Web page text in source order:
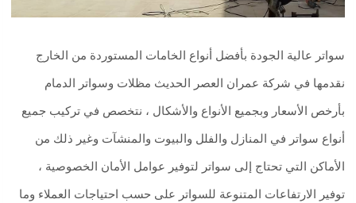
سواتر عالية الجودة بأفضل أنواع الخامات المستوردة من الخارج
نقدمها في شركة عمران العصر الحديث مظلات وسواتر الدمام
بأرخص الأسعار وبجميع الأنواع والأشكال ، نتخصص في تركيب جميع
أنواع سواتر في المنازل والفلل والبيوت والمنشآت وغير ذلك من
الأماكن التي تحتاج إلى سواتر لتوفير عوامل الأمان الخصوصية ،
توفير الارتفاعات المتنوعة للسواتر على حسب احتياجات العملاء وما